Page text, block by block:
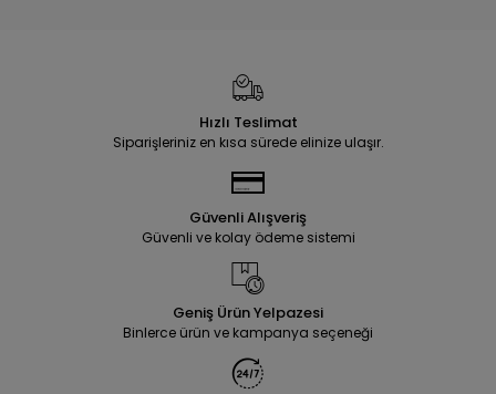
Hızlı Teslimat
Siparişleriniz en kısa sürede elinize ulaşır.
Güvenli Alışveriş
Güvenli ve kolay ödeme sistemi
Geniş Ürün Yelpazesi
Binlerce ürün ve kampanya seçeneği